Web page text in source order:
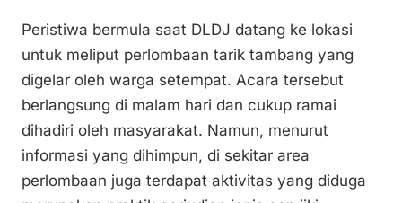
Peristiwa bermula saat DLDJ datang ke lokasi
untuk meliput perlombaan tarik tambang yang
digelar oleh warga setempat. Acara tersebut
berlangsung di malam hari dan cukup ramai
dihadiri oleh masyarakat. Namun, menurut
informasi yang dihimpun, di sekitar area
perlombaan juga terdapat aktivitas yang diduga